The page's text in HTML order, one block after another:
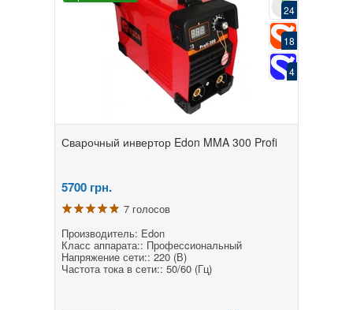
24
18
4
Сварочный инвертор Edon MMA 300 Profi
5700 грн.
7 голосов
Производитель: Edon
Класс аппарата:: Професcиональный
Напряжение сети:: 220 (В)
Частота тока в сети:: 50/60 (Гц)